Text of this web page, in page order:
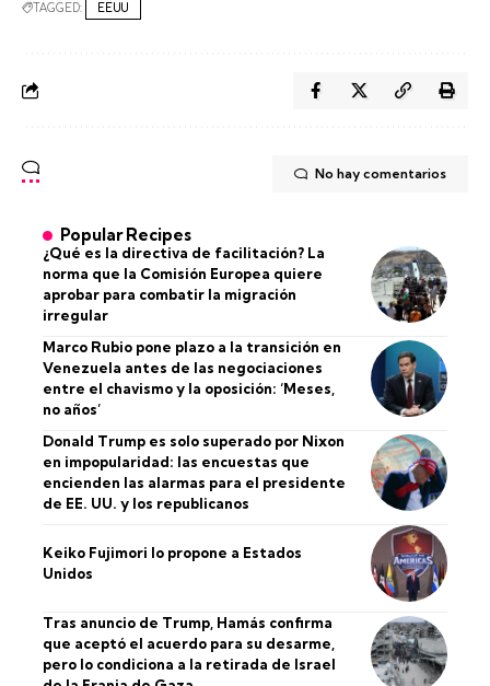
TAGGED: EEUU
No hay comentarios
Popular Recipes
¿Qué es la directiva de facilitación? La
norma que la Comisión Europea quiere
aprobar para combatir la migración
irregular
Marco Rubio pone plazo a la transición en
Venezuela antes de las negociaciones
entre el chavismo y la oposición: ‘Meses,
no años’
Donald Trump es solo superado por Nixon
en impopularidad: las encuestas que
encienden las alarmas para el presidente
de EE. UU. y los republicanos
Keiko Fujimori lo propone a Estados
Unidos
Tras anuncio de Trump, Hamás confirma
que aceptó el acuerdo para su desarme,
pero lo condiciona a la retirada de Israel